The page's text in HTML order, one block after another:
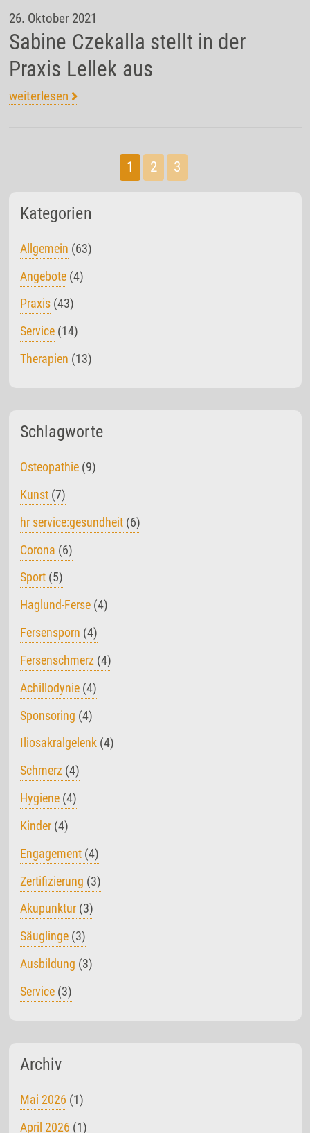
26. Oktober 2021
Sabine Czekalla stellt in der
Praxis Lellek aus
weiterlesen
1 2 3
Kategorien
Allgemein (63)
Angebote(4)
Praxis(43)
Service(14)
Therapien (13)
Schlagworte
Osteopathie (9)
Kunst (7)
hr service:gesundheit (6)
Corona (6)
Sport (5)
Haglund-Ferse (4)
Fersensporn (4)
Fersenschmerz (4)
Achillodynie (4)
Sponsoring (4)
Iliosakralgelenk (4)
Schmerz (4)
Hygiene (4)
Kinder (4)
Engagement (4)
Zertifizierung (3)
Akupunktur (3)
Säuglinge (3)
Ausbildung (3)
Service (3)
Archiv
Mai 2026 (1)
April 2026 (1)